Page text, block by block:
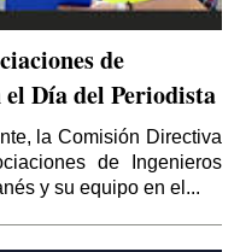
de
Día del Periodista
la Comisión Directiva
de Ingenieros
y su equipo en el...